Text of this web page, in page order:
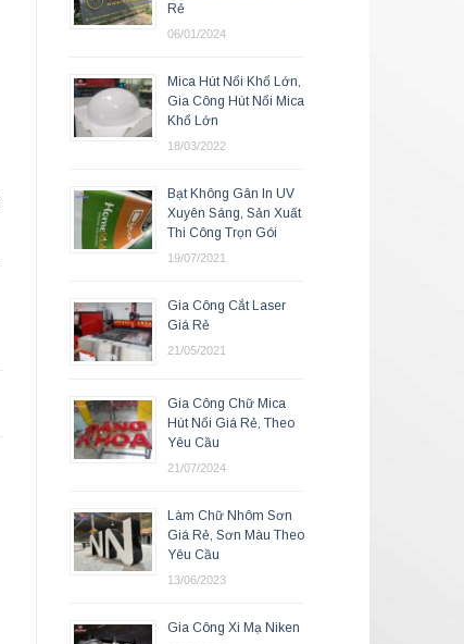
Rẻ
06/01/2024
Mica Hút Nổi Khổ Lớn,
Gia Công Hút Nổi Mica
Khổ Lớn
18/03/2022
Bạt Không Gân In UV
Xuyên Sáng, Sản Xuất
Thi Công Trọn Gói
19/07/2021
Gia Công Cắt Laser
Giá Rẻ
21/05/2021
Gia Công Chữ Mica
Hút Nổi Giá Rẻ, Theo
Yêu Cầu
21/07/2024
Làm Chữ Nhôm Sơn
Giá Rẻ, Sơn Màu Theo
Yêu Cầu
13/06/2023
Gia Công Xi Mạ Niken